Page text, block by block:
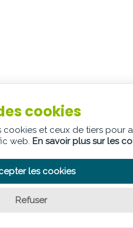
cookies
cookies et ceux de tiers pour
web. En savoir plus sur les
les cookies
Refuser